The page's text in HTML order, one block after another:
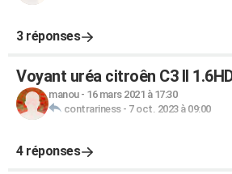
3 réponses
Voyant uréa citroên C3 II
manou- 16 mars 2021 à 17:30
contrariness- 7 oct. 2023 à 09:00
4 réponses